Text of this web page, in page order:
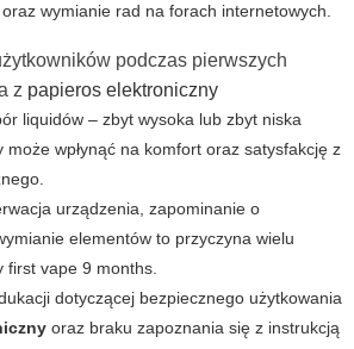
wymianie rad na forach internetowych.
podczas pierwszych
z papieros elektroniczny
liquidów – zbyt wysoka lub zbyt niska
może wpłynąć na komfort oraz satysfakcję z
urządzenia, zapominanie o
elementów to przyczyna wielu
first vape 9 months.
dotyczącej bezpiecznego użytkowania
oraz braku zapoznania się z instrukcją